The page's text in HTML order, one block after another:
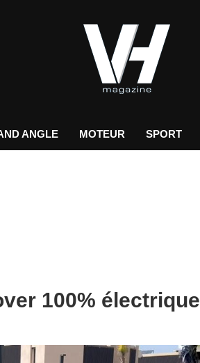
ANGLE MOTEUR SPORT
100% électrique